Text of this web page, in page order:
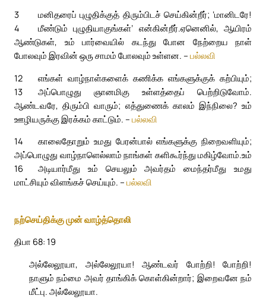
3
மனிதரைப் புழுதிக்குத் திரும்பிடச் செய்கின்றீர்; ‘மானிடரே!
மீண்டும் புழுதியாகுங்கள்’ என்கின்றீர்.
4
ஏனெனில், ஆயிரம்
ஆண்டுகள், உம் பார்வையில் கடந்து போன நேற்றைய நாள்
போலவும் இரவின் ஒரு சாமம் போலவும் உள்ளன. – பல்லவி
12
எங்கள் வாழ்நாள்களைக் கணிக்க எங்களுக்குக் கற்பியும்;
அப்பொழுது ஞானமிகு உள்ளத்தைப் பெற்றிடுவோம்.
13
ஆண்டவரே, திரும்பி வாரும்; எத்துணைக் காலம் இந்நிலை? உம்
ஊழியருக்கு இரக்கம் காட்டும். – பல்லவி
14
காலைதோறும் உமது பேரன்பால் எங்களுக்கு நிறைவளியும்;
அப்பொழுது வாழ்நாளெல்லாம் நாங்கள் களிகூர்ந்து மகிழ்வோம்.
16
உம்
அடியார்மீது உம் செயலும் அவர்தம் மைந்தர்மீது உமது
மாட்சியும் விளங்கச் செய்யும். – பல்லவி
நற்செய்திக்கு முன் வாழ்த்தொலி
திபா 68: 19
அல்லேலூயா, அல்லேலூயா! ஆண்டவர் போற்றி! போற்றி!
நாளும் நம்மை அவர் தாங்கிக் கொள்கின்றார்; இறைவனே நம்
மீட்பு. அல்லேலூயா.